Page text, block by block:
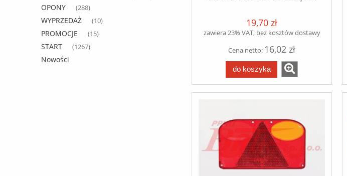
OPONY (288)
WYPRZEDAŻ (10)
PROMOCJE (15)
START (1267)
Nowości
19,70 zł
zawiera 23% VAT, bez kosztów dostawy
Cena netto: 16,02 zł
do koszyka